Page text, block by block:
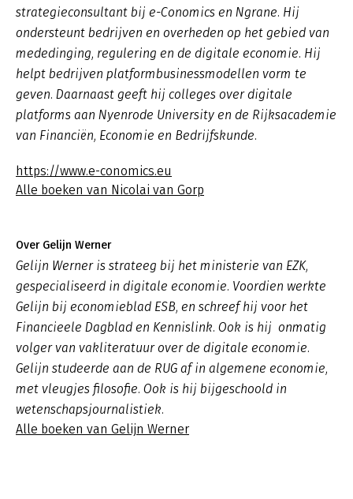
strategieconsultant bij e-Conomics en Ngrane. Hij
ondersteunt bedrijven en overheden op het gebied van
mededinging, regulering en de digitale economie. Hij
helpt bedrijven platformbusinessmodellen vorm te
geven. Daarnaast geeft hij colleges over digitale
platforms aan Nyenrode University en de Rijksacademie
van Financiën, Economie en Bedrijfskunde.
https://www.e-conomics.eu
Alle boeken van Nicolai van Gorp
Over Gelijn Werner
Gelijn Werner is strateeg bij het ministerie van EZK,
gespecialiseerd in digitale economie. Voordien werkte
Gelijn bij economieblad ESB, en schreef hij voor het
Financieele Dagblad en Kennislink. Ook is hij onmatig
volger van vakliteratuur over de digitale economie.
Gelijn studeerde aan de RUG af in algemene economie,
met vleugjes filosofie. Ook is hij bijgeschoold in
wetenschapsjournalistiek.
Alle boeken van Gelijn Werner